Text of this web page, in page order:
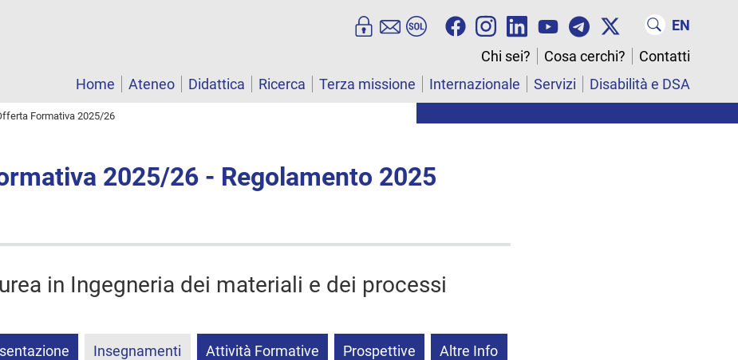
EN
Chi sei?
Cosa cerchi?
Contatti
Home
Ateneo Didattica Ricerca Terza missione Internazionale Servizi Disabilità e DSA
Formativa 2025/26
2025/26 - Regolamento 2025
in Ingegneria dei materiali e dei processi
Insegnamenti Attività Formative Prospettive Altre Info